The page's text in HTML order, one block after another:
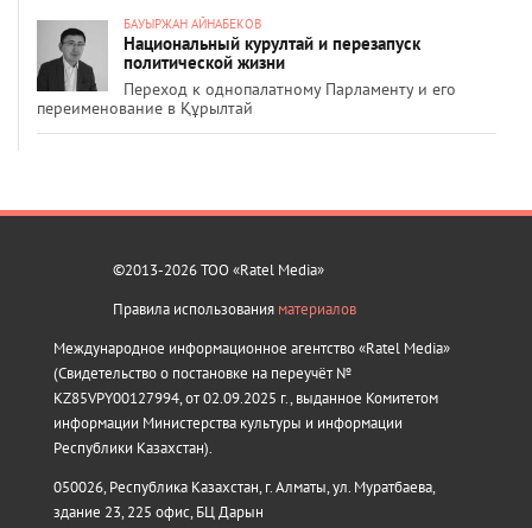
БАУЫРЖАН АЙНАБЕКОВ
Национальный курултай и перезапуск
политической жизни
Переход к однопалатному Парламенту и его
переименование в Құрылтай
©2013-2026 ТОО «Ratel Media»
Правила использования материалов
Международное информационное агентство «Ratel Media»
(Свидетельство о постановке на переучёт №
KZ85VPY00127994, от 02.09.2025 г., выданное Комитетом
информации Министерства культуры и информации
Республики Казахстан).
050026, Республика Казахстан, г. Алматы, ул. Муратбаева,
здание 23, 225 офис, БЦ Дарын